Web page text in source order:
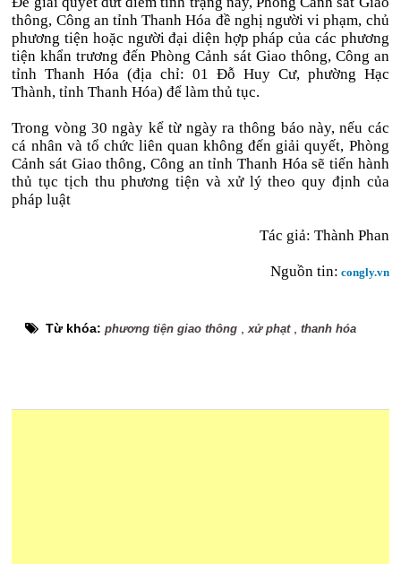
thông, Công an tỉnh Thanh Hóa đề nghị người vi phạm, chủ
phương tiện hoặc người đại diện hợp pháp của các phương
tiện khẩn trương đến Phòng Cảnh sát Giao thông, Công an
tỉnh Thanh Hóa (địa chỉ: 01 Đỗ Huy Cư, phường Hạc
Thành, tỉnh Thanh Hóa) để làm thủ tục.
Trong vòng 30 ngày kể từ ngày ra thông báo này, nếu các
cá nhân và tổ chức liên quan không đến giải quyết, Phòng
Cảnh sát Giao thông, Công an tỉnh Thanh Hóa sẽ tiến hành
thủ tục tịch thu phương tiện và xử lý theo quy định của
pháp luật
Tác giả: Thành Phan
Nguồn tin: congly.vn
Từ khóa:phương tiện giao thông ,xử phạt,thanh hóa